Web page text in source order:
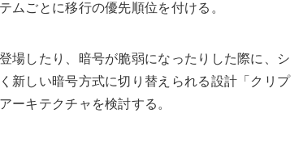
ムごとに移行の優先順位を付ける。
場したり、暗号が脆弱になったりした際に、シ
新しい暗号方式に切り替えられる設計「クリプ
ーキテクチャを検討する。